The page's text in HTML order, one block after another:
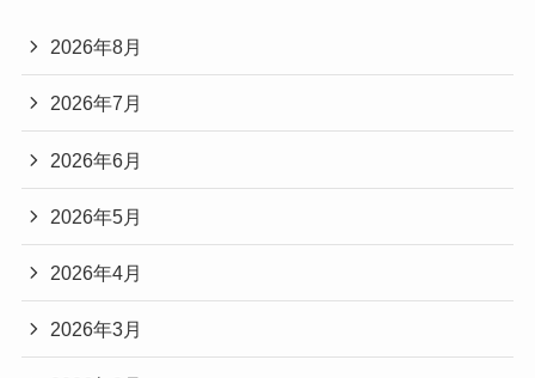
2026年8月
2026年7月
2026年6月
2026年5月
2026年4月
2026年3月